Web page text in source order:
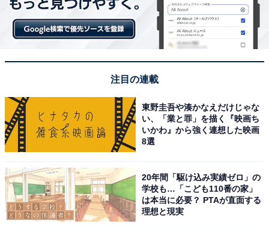
ほかにも、「翌日に食べてもサクサクしている（48歳女
性／岐阜県）」「家に持って帰ってトースターで焼き直
してサクサクで食べると一段と美味しくなります（32歳
女性／東京都）」「エッグベネディクトを乗せるのが好
で焼き直してもサクサク感が持続するという声が集まり
ました。
注目の連載
東野圭吾や湊かなえだけじゃな
い、「業と罪」を描く『映画ち
いかわ』から強く連想した映画
8選
20年間「駆け込み実績ゼロ」の
学校も…「こども110番の家」
は本当に必要？ PTAが直面する
理想と現実